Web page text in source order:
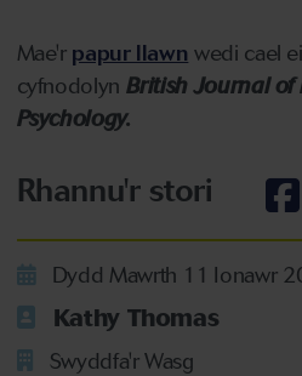
Mae'r papur llawn wedi cael
cyfnodolyn British Journal of
Psychology.
Rhannu'r stori
Dydd Mawrth 11 Ionawr
Kathy Thomas
Swyddfa'r Wasg